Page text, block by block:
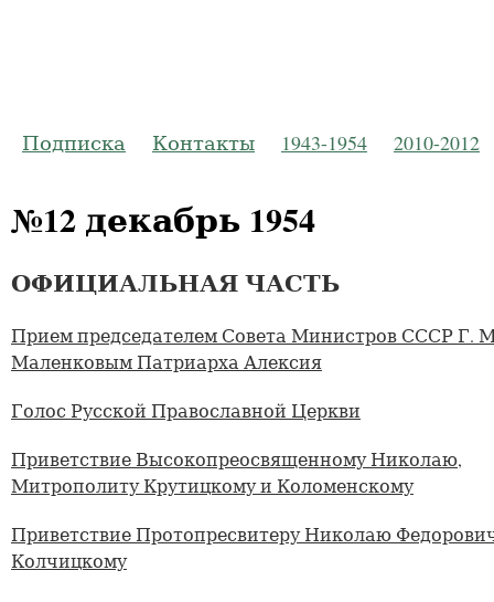
Подписка Контакты 1943-1954 2010-2012
№12 декабрь 1954
ОФИЦИАЛЬНАЯ ЧАСТЬ
Прием председателем Совета Министров СССР Г.
Маленковым Патриарха Алексия
Голос Русской Православной Церкви
Приветствие Высокопреосвященному Николаю,
Митрополиту Крутицкому и Коломенскому
Приветствие Протопресвитеру Николаю
Колчицкому